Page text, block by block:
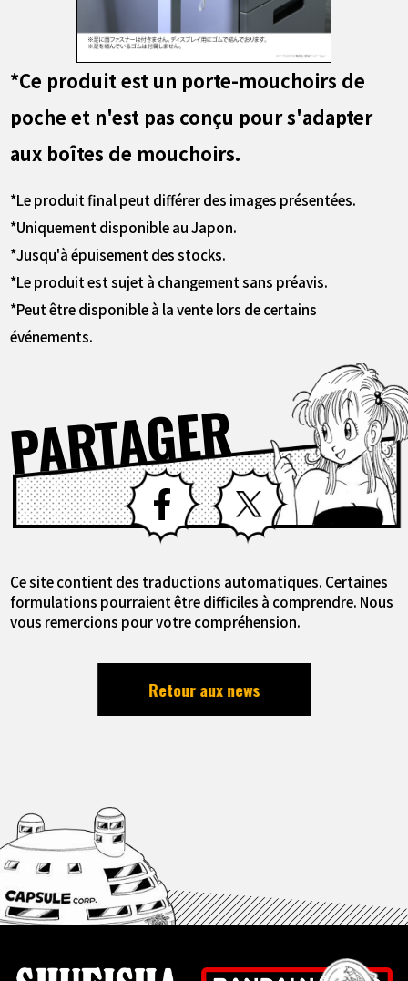
*Ce produit est un porte-mouchoirs de
poche et n'est pas conçu pour s'adapter
aux boîtes de mouchoirs.
*Le produit final peut différer des images présentées.
*Uniquement disponible au Japon.
*Jusqu'à épuisement des stocks.
*Le produit est sujet à changement sans préavis.
*Peut être disponible à la vente lors de certains
événements.
PARTAGERFacebook X
Ce site contient des traductions automatiques. Certaines
formulations pourraient être difficiles à comprendre. Nous
vous remercions pour votre compréhension.
Retour aux news